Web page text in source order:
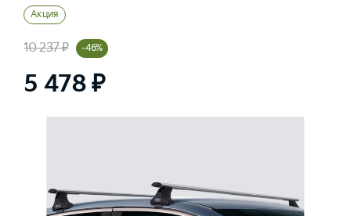
Акция
10 237 ₽ -46%
5 478 ₽